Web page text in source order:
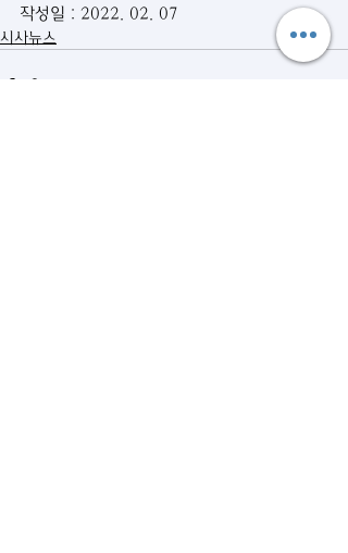
작성일 : 2022. 02. 07
시사뉴스